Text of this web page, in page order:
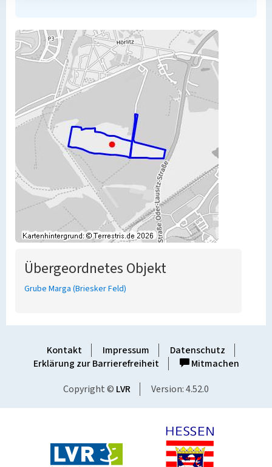
Übergeordnetes Objekt
Grube Marga (Briesker Feld)
Kontakt Impressum
Datenschutz
Erklärung zur Barrierefreiheit
Mitmachen
Copyright © LVR Version: 4.52.0